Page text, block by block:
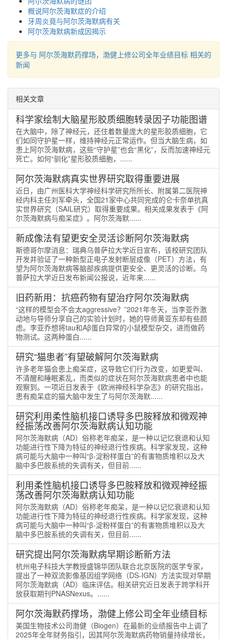
概说阿尔茨海默症的介绍
牙周炎竟与阿尔茨海默病有关
阿尔茨海默病新成因揭示
更多与 阿尔茨海默药撑场，渤健上修公司全年业绩目标 相关的
新闻
相关文章
科学家绘制大脑星形胶质细胞转录因子功能图谱
在大脑中，除了神经元，还住着数量庞大的星形胶质细胞，它
们如同守护星一样，维持神经元正常运作。但当大脑生病，如
患上阿尔茨海默病，这些“守护星”也会“黑化”，反而加速神经元
死亡。如何“驯化”星形胶质细胞，......
阿尔茨海默病真实世界研究取得重要进展
近日，由广州医科大学神经科学研究所所长、附属第二医院神
经内科主任刘军牵头，全国21家中心共同完成的仑卡奈单抗真
实世界研究（SAIL研究）取得重要成果。相关成果发表于《阿
尔茨海默病与痴呆症》。阿尔茨海默......
新成像法有望更安全灵活诊断阿尔茨海默病
斯德哥尔摩消息：瑞典乌普萨拉大学近日宣布，该校研究团队
开发并验证了一种新型正电子发射断层成像（PET）方法，有
望为阿尔茨海默病等脑部疾病提供更安全、更灵活的诊断。乌
普萨拉大学近日发布新闻公报说，近年来......
旧药新用：抗癌药物有望治疗阿尔茨海默病
“这样的模型会不会太aggressive？”2021年冬天，当李亚乔激
动地与导师分享自己的实验计划时，她的导师黄亚东却有些顾
虑。李亚乔想将tau和Aβ蛋白异常的小鼠模型杂交，进而做药
物测试。这两种蛋白......
研究“猫患者”有望破解阿尔茨海默病
许多老年猫会患上痴呆症，这导致它们行为改变，如更爱叫、
不清醒和睡眠紊乱，而类似的症状在阿尔茨海默病患者中也能
观察到。一项近日发表于《欧洲神经科学杂志》的研究指出，
患有痴呆症的猫大脑中发生了与阿尔茨海默......
研究利用柔性脑机接口诱导多巴胺释放和微观神
经振荡改善阿尔茨海默病认知功能
阿尔茨海默病（AD）俗称老年痴呆，是一种以记忆衰退和认知
功能进行性下降为特征的神经退行性疾病。科学家发现，这种
病可能与大脑中一种叫“β-淀粉样蛋白”的有害物质堆积以及大
脑中多巴胺系统的失调有关，但目前......
利用柔性脑机接口诱导多巴胺释放和微观神经振
荡改善阿尔茨海默病认知功能
阿尔茨海默病（AD）俗称老年痴呆，是一种以记忆衰退和认知
功能进行性下降为特征的神经退行性疾病。科学家发现，这种
病可能与大脑中一种叫“β-淀粉样蛋白”的有害物质堆积以及大
脑中多巴胺系统的失调有关，但目前......
研究提出阿尔茨海默病早期诊断新方法
杭州电子科技大学教授盛锦华团队联合北京医院的医学专家，
提出了一种双流影像基因组学网络（DS-IGN）方法实现对早期
阿尔茨海默病（AD）临床评估。相关研究近日发表于跨学科开
放获取期刊PNASNexus。......
阿尔茨海默药撑场，渤健上修公司全年业绩目标
美国生物技术公司渤健（Biogen）在最新的业绩报告中上调了
2025年全年财务指引，因其阿尔茨海默病药物销量持续增长，